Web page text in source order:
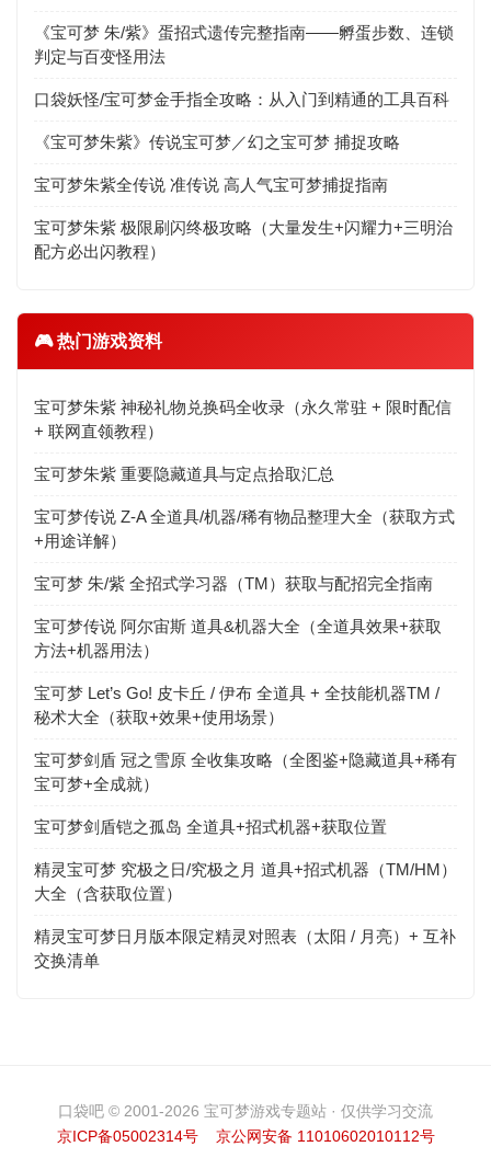
《宝可梦 朱/紫》蛋招式遗传完整指南——孵蛋步数、连锁
判定与百变怪用法
口袋妖怪/宝可梦金手指全攻略：从入门到精通的工具百科
《宝可梦朱紫》传说宝可梦／幻之宝可梦 捕捉攻略
宝可梦朱紫全传说 准传说 高人气宝可梦捕捉指南
宝可梦朱紫 极限刷闪终极攻略（大量发生+闪耀力+三明治
配方必出闪教程）
🎮 热门游戏资料
宝可梦朱紫 神秘礼物兑换码全收录（永久常驻 + 限时配信
+ 联网直领教程）
宝可梦朱紫 重要隐藏道具与定点拾取汇总
宝可梦传说 Z-A 全道具/机器/稀有物品整理大全（获取方式
+用途详解）
宝可梦 朱/紫 全招式学习器（TM）获取与配招完全指南
宝可梦传说 阿尔宙斯 道具&机器大全（全道具效果+获取
方法+机器用法）
宝可梦 Let’s Go! 皮卡丘 / 伊布 全道具 + 全技能机器TM /
秘术大全（获取+效果+使用场景）
宝可梦剑盾 冠之雪原 全收集攻略（全图鉴+隐藏道具+稀有
宝可梦+全成就）
宝可梦剑盾铠之孤岛 全道具+招式机器+获取位置
精灵宝可梦 究极之日/究极之月 道具+招式机器（TM/HM）
大全（含获取位置）
精灵宝可梦日月版本限定精灵对照表（太阳 / 月亮）+ 互补
交换清单
口袋吧 © 2001-2026 宝可梦游戏专题站 · 仅供学习交流
京ICP备05002314号
京公网安备 11010602010112号